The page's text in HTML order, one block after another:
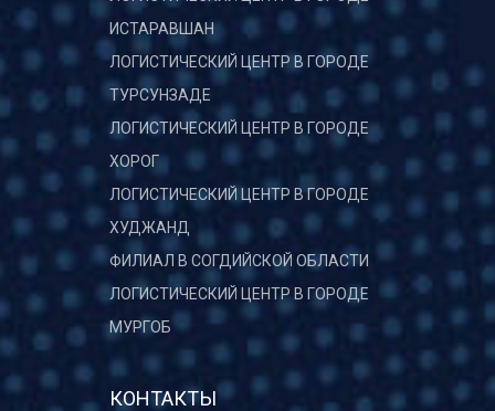
ИСТАРАВШАН
ЛОГИСТИЧЕСКИЙ ЦЕНТР В ГОРОДЕ
ТУРСУНЗАДЕ
ЛОГИСТИЧЕСКИЙ ЦЕНТР В ГОРОДЕ
ХОРОГ
ЛОГИСТИЧЕСКИЙ ЦЕНТР В ГОРОДЕ
ХУДЖАНД
ФИЛИАЛ В СОГДИЙСКОЙ ОБЛАСТИ
ЛОГИСТИЧЕСКИЙ ЦЕНТР В ГОРОДЕ
МУРГОБ
КОНТАКТЫ